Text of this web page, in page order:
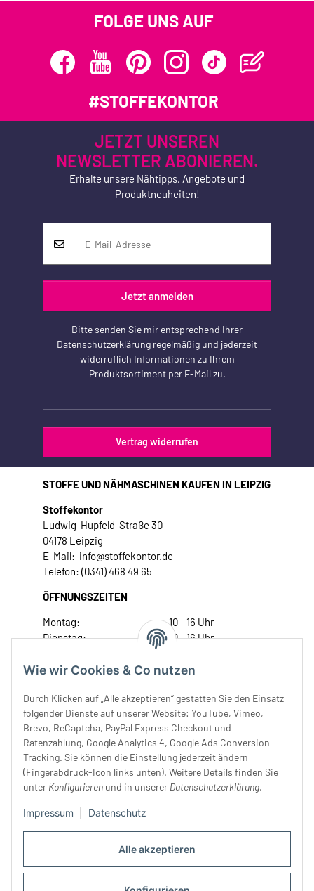
Alle akzeptieren
Wie wir Cookies & Co nutzen
Durch Klicken auf „Alle akzeptieren“ gestatten Sie den Einsatz
folgender Dienste auf unserer Website: YouTube, Vimeo,
Brevo, ReCaptcha, PayPal Express Checkout und
Ratenzahlung, Google Analytics 4, Google Ads Conversion
Tracking. Sie können die Einstellung jederzeit ändern
(Fingerabdruck-Icon links unten). Weitere Details finden Sie
unter Konfigurieren und in unserer Datenschutzerklärung.
Impressum Datenschutz
FOLGE UNS AUF
#STOFFEKONTOR
JETZT UNSEREN
NEWSLETTER ABONIEREN.
Erhalte unsere Nähtipps, Angebote und
Produktneuheiten!
Jetzt anmelden
Bitte senden Sie mir entsprechend Ihrer
Datenschutzerklärung regelmäßig und jederzeit
widerruflich Informationen zu Ihrem
Produktsortiment per E-Mail zu.
Vertrag widerrufen
STOFFE UND NÄHMASCHINEN KAUFEN IN LEIPZIG
Stoffekontor
Ludwig-Hupfeld-Straße 30
04178 Leipzig
E-Mail: info@stoffekontor.de
Telefon: (0341) 468 49 65
ÖFFNUNGSZEITEN
Montag:
10 - 16 Uhr
Dienstag:
10 - 16 Uhr
Donnerstag:
10 - 18 Uhr
Samstag:
10 - 14 Uhr
Unser Service
Rechtliches